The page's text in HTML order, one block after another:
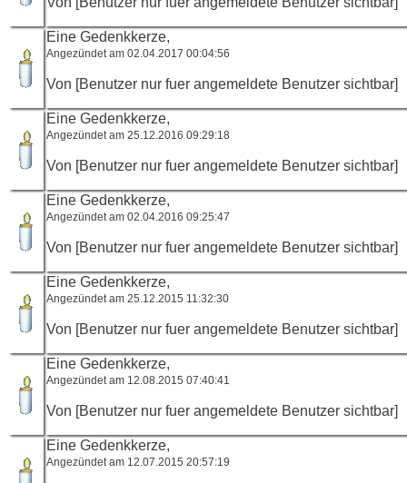
Eine Gedenkkerze,
Angezündet am 02.04.2017 00:04:56
Von [Benutzer nur fuer angemeldete Benutzer sichtbar]
Eine Gedenkkerze,
Angezündet am 25.12.2016 09:29:18
Von [Benutzer nur fuer angemeldete Benutzer sichtbar]
Eine Gedenkkerze,
Angezündet am 02.04.2016 09:25:47
Von [Benutzer nur fuer angemeldete Benutzer sichtbar]
Eine Gedenkkerze,
Angezündet am 25.12.2015 11:32:30
Von [Benutzer nur fuer angemeldete Benutzer sichtbar]
Eine Gedenkkerze,
Angezündet am 12.08.2015 07:40:41
Von [Benutzer nur fuer angemeldete Benutzer sichtbar]
Eine Gedenkkerze,
Angezündet am 12.07.2015 20:57:19